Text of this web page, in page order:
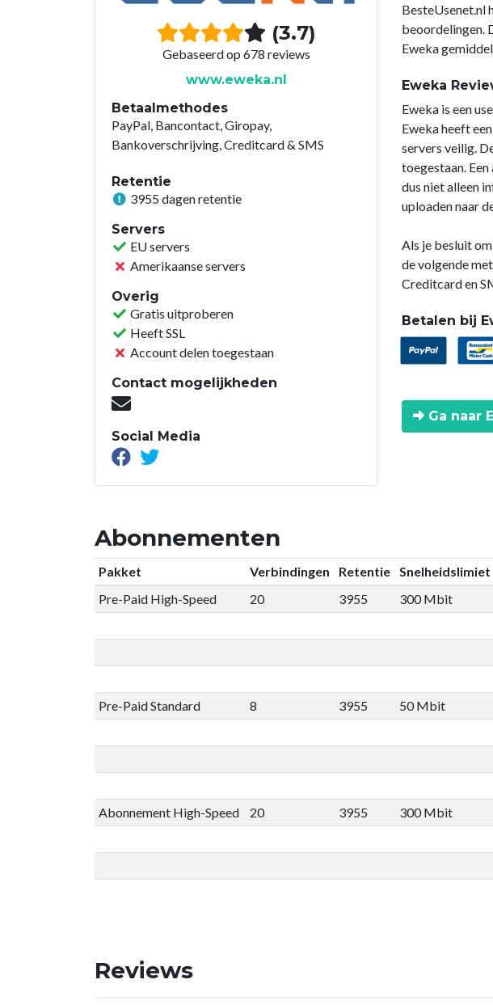
(3.7)
Gebaseerd op 678 reviews
www.eweka.nl
Betaalmethodes
PayPal, Bancontact, Giropay,
Bankoverschrijving, Creditcard & SMS
Retentie
3955 dagen retentie
Servers
EU servers
Amerikaanse servers
Overig
Gratis uitproberen
Heeft SSL
Account delen toegestaan
Contact mogelijkheden
Social Media
BesteUsenet.nl
beoordelingen.
Eweka
Eweka
Eweka is een
Eweka heeft
servers veilig.
toegestaan.
dus niet alleen
uploaden naar
Als je besluit
de volgende
Creditcard en
Betalen bij
Ga naar
Abonnementen
Pakket Verbindingen Retentie Snelheidslimiet
Pre-Paid High-Speed
20 3955 300 Mbit
Pre-Paid Standard
8 3955 50 Mbit
Abonnement High-Speed
20 3955 300 Mbit
Reviews